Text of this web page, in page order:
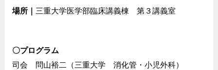
場所｜ 三重大学医学部臨床講義棟 第３講義室
〇プログラム
司会 問山裕二（三重大学 消化管・小児外科）